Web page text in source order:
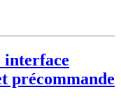
interface
précommande